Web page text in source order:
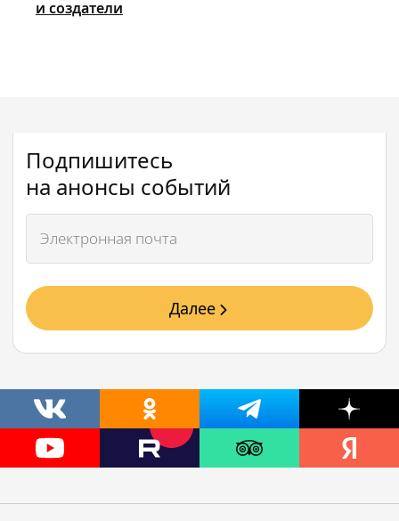
и создатели
Подпишитесь
на анонсы событий
Далее